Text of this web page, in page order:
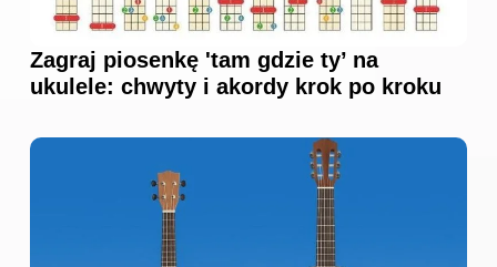
Zagraj piosenkę 'tam gdzie ty’ na
ukulele: chwyty i akordy krok po kroku